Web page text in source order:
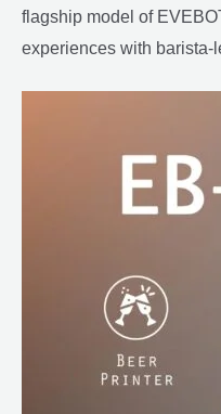
flagship model of
experiences with barista-